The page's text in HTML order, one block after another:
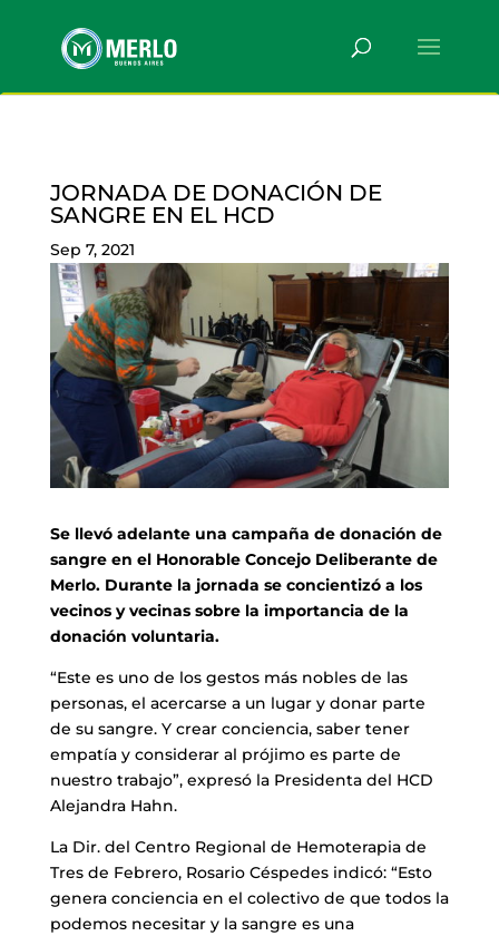
JORNADA DE DONACIÓN DE
SANGRE EN EL HCD
Sep 7, 2021
Se llevó adelante una campaña de donación de
sangre en el Honorable Concejo Deliberante de
Merlo. Durante la jornada se concientizó a los
vecinos y vecinas sobre la importancia de la
donación voluntaria.
“Este es uno de los gestos más nobles de las
personas, el acercarse a un lugar y donar parte
de su sangre. Y crear conciencia, saber tener
empatía y considerar al prójimo es parte de
nuestro trabajo”, expresó la Presidenta del HCD
Alejandra Hahn.
La Dir. del Centro Regional de Hemoterapia de
Tres de Febrero, Rosario Céspedes indicó: “Esto
genera conciencia en el colectivo de que todos la
podemos necesitar y la sangre es una